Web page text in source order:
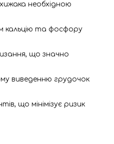
необхідною
кальцію та фосфору
що значно
виведенню грудочок
що мінімізує ризик